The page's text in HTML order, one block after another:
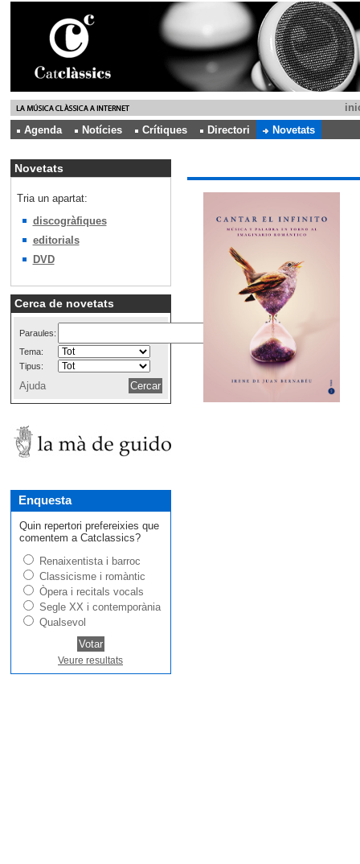
Agenda
Notícies Crítiques Directori Novetats
Novetats
Tria un apartat:
discogràfiques
editorials
DVD
Cerca de novetats
Paraules:
Tema:
Tipus:
Ajuda
Enquesta
Quin repertori prefereixies que
comentem a Catclassics?
Renaixentista i barroc
Classicisme i romàntic
Òpera i recitals vocals
Segle XX i contemporània
Qualsevol
Veure resultats